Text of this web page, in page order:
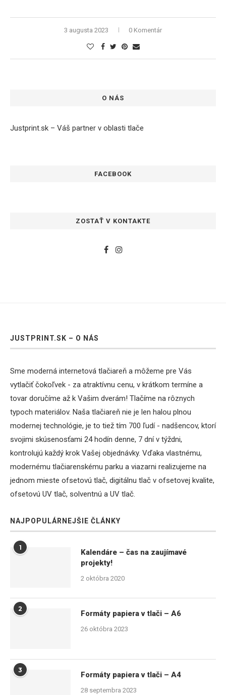
3 augusta 2023 0 Komentár
O NÁS
Justprint.sk – Váš partner v oblasti tlače
FACEBOOK
ZOSTAŤ V KONTAKTE
JUSTPRINT.SK – O NÁS
Sme moderná internetová tlačiareň a môžeme pre Vás
vytlačiť čokoľvek - za atraktívnu cenu, v krátkom termíne a
tovar doručíme až k Vašim dverám! Tlačíme na rôznych
typoch materiálov. Naša tlačiareň nie je len halou plnou
modernej technológie, je to tiež tím 700 ľudí - nadšencov, ktorí
svojimi skúsenosťami 24 hodín denne, 7 dní v týždni,
kontrolujú každý krok Vašej objednávky. Vďaka vlastnému,
modernému tlačiarenskému parku a viazarni realizujeme na
jednom mieste ofsetovú tlač, digitálnu tlač v ofsetovej kvalite,
ofsetovú UV tlač, solventnú a UV tlač.
NAJPOPULÁRNEJŠIE ČLÁNKY
1
Kalendáre – čas na zaujímavé
projekty!
2 októbra 2020
2
Formáty papiera v tlači – A6
26 októbra 2023
3
Formáty papiera v tlači – A4
28 septembra 2023